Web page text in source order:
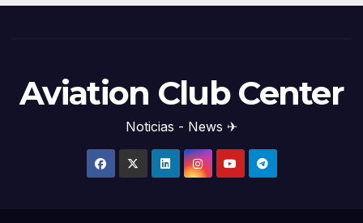
Aviation Club Center
Noticias - News ✈